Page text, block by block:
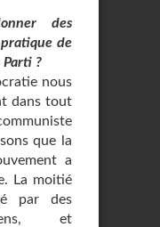
des
de
?
nous
dans tout
que la
a
La moitié
par des
et